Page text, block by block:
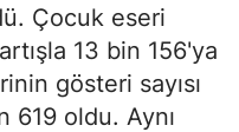
Çocuk eseri
13 bin 156'ya
gösteri sayısı
619 oldu. Aynı